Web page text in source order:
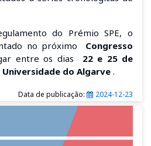
do Prémio SPE, o
no próximo
Congresso
entre os dias
22 e 25 de
Universidade do Algarve .
Data de publicação: 2024-12-23